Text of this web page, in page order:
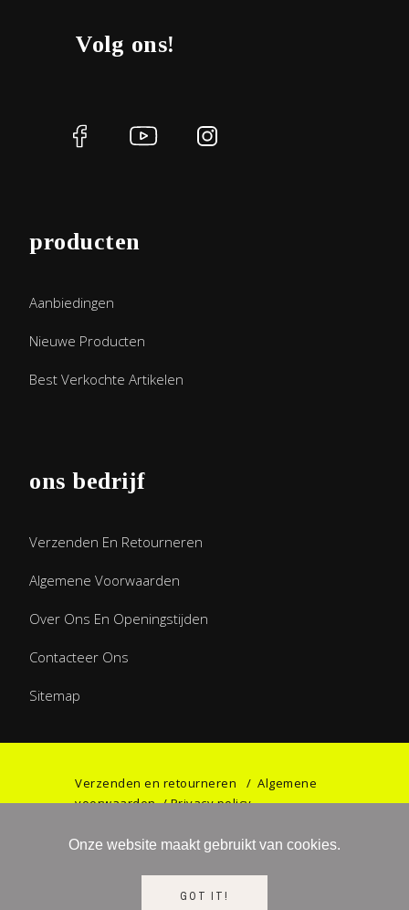
Volg ons!
producten
Aanbiedingen
Nieuwe Producten
Best Verkochte Artikelen
ons bedrijf
Verzenden En Retourneren
Algemene Voorwaarden
Over Ons En Openingstijden
Contacteer Ons
Sitemap
Verzenden en retourneren /Algemene
voorwaarden/Privacy policy
©2023 Games & Gifts by Haniel. All rights
Onze website maakt gebruikt van cookies.
GOT IT!